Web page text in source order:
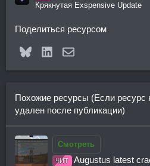
Крякнутая Exspensive Update
Поделиться ресурсом
BlueskyLinkedInЭлектронная почта
Похожие ресурсы (Если ресурс
удален после публикации)
Смотреть
ЧИТ Augustus latest